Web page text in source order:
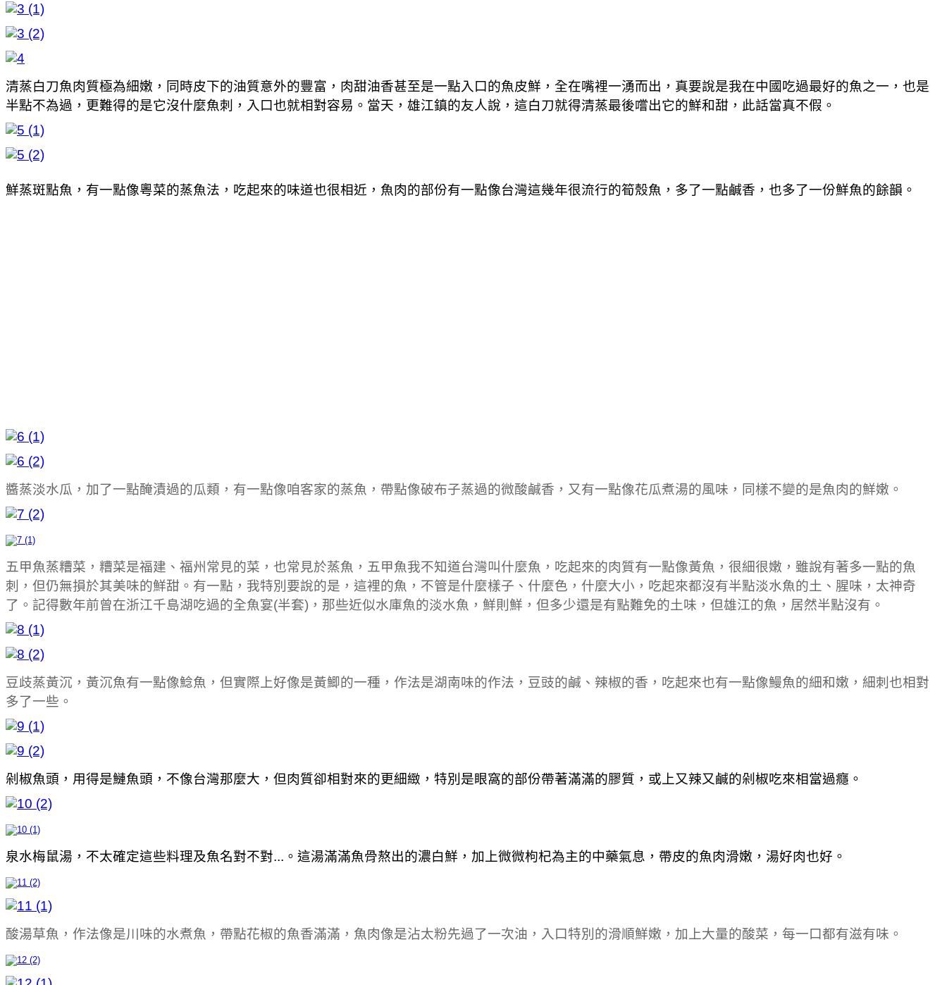
清蒸白刀魚肉質極為細嫩，同時皮下的油質意外的豐富，肉甜油香甚至是一點入口的魚皮鮮，全在嘴裡一湧而出，真要說是我在中國吃過最好的魚之一，也是
半點不為過，更難得的是它沒什麼魚刺，入口也就相對容易。當天，雄江鎮的友人說，這白刀就得清蒸最後嚐出它的鮮和甜，此話當真不假。
鮮蒸斑點魚，有一點像粵菜的蒸魚法，吃起來的味道也很相近，魚肉的部份有一點像台灣這幾年很流行的筍殼魚，多了一點鹹香，也多了一份鮮魚的餘韻。
醬蒸淡水瓜，加了一點醃漬過的瓜類，有一點像咱客家的蒸魚，帶點像破布子蒸過的微酸鹹香，又有一點像花瓜煮湯的風味，同樣不變的是魚肉的鮮嫩。
五甲魚蒸糟菜，糟菜是福建、福州常見的菜，也常見於蒸魚，五甲魚我不知道台灣叫什麼魚，吃起來的肉質有一點像黃魚，很細很嫩，雖說有著多一點的魚
刺，但仍無損於其美味的鮮甜。有一點，我特別要說的是，這裡的魚，不管是什麼樣子、什麼色，什麼大小，吃起來都沒有半點淡水魚的土、腥味，太神奇
了。記得數年前曾在浙江千島湖吃過的全魚宴(半套)，那些近似水庫魚的淡水魚，鮮則鮮，但多少還是有點難免的土味，但雄江的魚，居然半點沒有。
豆歧蒸黃沉，黃沉魚有一點像鯰魚，但實際上好像是黃鯽的一種，作法是湖南味的作法， 豆豉的鹹、辣椒的香，吃起來也有一點像鰻魚的細和嫩，細刺也相對
多了一些。
剁椒魚頭，用得是鰱魚頭，不像台灣那麼大，但肉質卻相對來的更細緻，特別是眼窩的部份帶著滿滿的膠質，或上又辣又鹹的剁椒吃來相當過癮。
泉水梅鼠湯，不太確定這些料理及魚名對不對...。這湯滿滿魚骨熬出的濃白鮮，加上微微枸杞為主的中藥氣息，帶皮的魚肉滑嫩，湯好肉也好。
酸湯草魚，作法像是川味的水煮魚，帶點花椒的魚香滿滿，魚肉像是沾太粉先過了一次油，入口特別的滑順鮮嫩，加上大量的酸菜，每一口都有滋有味。